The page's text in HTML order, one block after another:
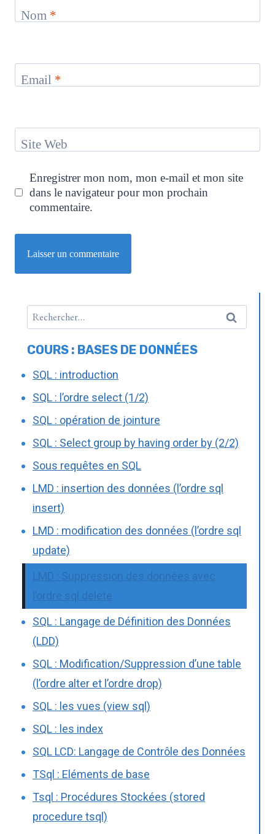
Nom *
Email *
Site Web
Enregistrer mon nom, mon e-mail et mon site
dans le navigateur pour mon prochain
commentaire.
COURS : BASES DE DONNÉES
SQL : introduction
SQL : l’ordre select (1/2)
SQL : opération de jointure
SQL : Select group by having order by (2/2)
Sous requêtes en SQL
LMD : insertion des données (l’ordre sql
insert)
LMD : modification des données (l’ordre sql
update)
LMD : Suppression des données avec
l’ordre sql delete
SQL : Langage de Définition des Données
(LDD)
SQL : Modification/Suppression d’une table
(l’ordre alter et l’ordre drop)
SQL : les vues (view sql)
SQL : les index
SQL LCD: Langage de Contrôle des Données
TSql : Eléments de base
Tsql : Procédures Stockées (stored
procedure tsql)